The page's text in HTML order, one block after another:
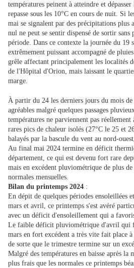
températures peinent à atteindre et
repasse sous les 10°C en cours de nuit. Si
mai se signalent par des précipitations plus
nul ne peut se sentir dispensé de sortir sans
période. Dans ce contexte la journée du 19
extrêmement puissant accompagné de
grêle affectant principalement les localités
de l'Hôpital d'Orion, mais laissant le
marge.
À partir du 24 les derniers jours du mois
agréables malgré quelques passages
températures ne parviennent pas
rares pics de chaleur isolés (27°C le 25 et
balayés par la bascule du vent au nord-
Au final mai 2024 termine en déficit
département, ce qui est devenu fort rare
mais en excédent pluviométrique de plus
normales mensuelles.
Bilan du printemps 2024 :
En dépit de quelques périodes ensoleillées
mars et avril, ce printemps s'est avéré
avec un déficit d'ensoleillement qui a
Le faible déficit pluviométrique d'avril qui
mars en fort excédent a très vite fait place
de sorte que le trimestre termine sur un
Malgré des températures en baisse après
plus frais que les normales ce printemps